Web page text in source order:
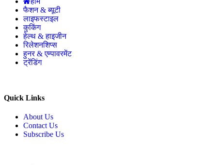
फैशन & ब्यूटी
लाइफस्टाइल
कुकिंग
हेल्थ & हाइजीन
रिलेशनशिप्स
हुनर & एम्पावरमेंट
ट्रेंडिंग
Quick Links
About Us
Contact Us
Subscribe Us